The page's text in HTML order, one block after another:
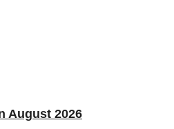
August 2026